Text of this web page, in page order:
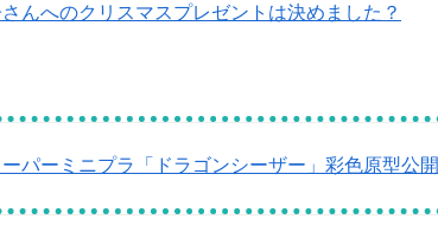
さんへのクリスマスプレゼントは決めました？
ーパーミニプラ「ドラゴンシーザー」彩色原型公開